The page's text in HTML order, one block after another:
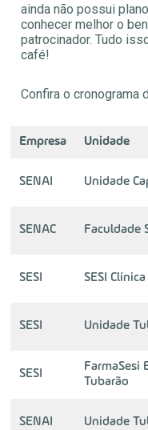
ainda não possui
conhecer melhor o
patrocinador. Tudo
café!
Confira o cronograma
Empresa Unidade
SENAI Unidade
SENAC Faculdade
SESI SESI
SESI Unidade
SESI
FarmaSesi
Tubarão
SENAI Unidade